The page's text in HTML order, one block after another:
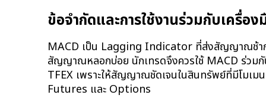
ข้อจำกัดและการใช้งานร่วมกับเครื่อ
MACD เป็น Lagging Indicator ที่ส่งสัญญาณช้าก
สัญญาณหลอกบ่อย นักเทรดจึงควรใช้ MACD ร่วม
TFEX เพราะให้สัญญาณชัดเจนในสินทรัพย์ที่มีโมเ
Futures และ Options